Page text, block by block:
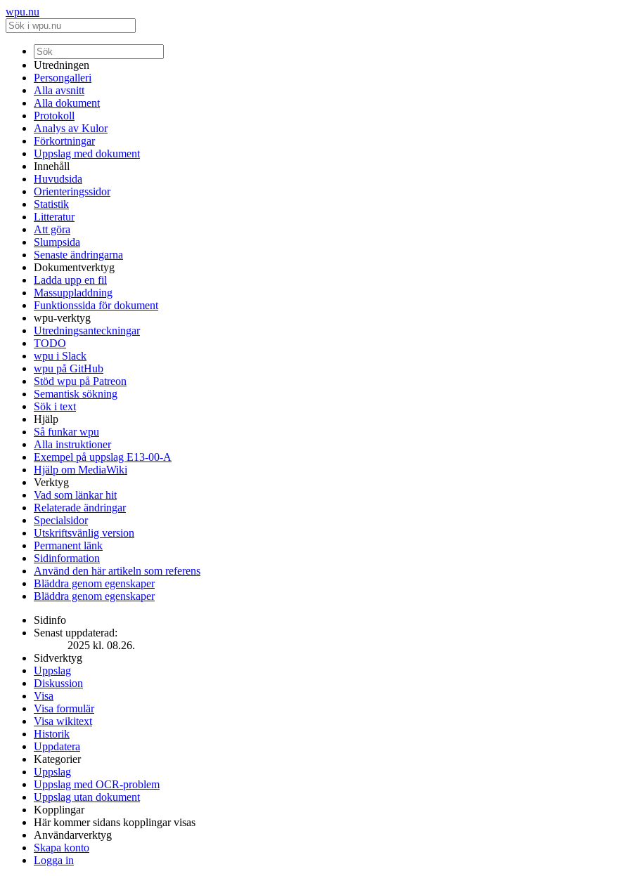
wpu.nu
Utredningen
Persongalleri
Alla avsnitt
Alla dokument
Protokoll
Analys av Kulor
Förkortningar
Uppslag med dokument
Innehåll
Huvudsida
Orienteringssidor
Statistik
Litteratur
Att göra
Slumpsida
Senaste ändringarna
Dokumentverktyg
Ladda upp en fil
Massuppladdning
Funktionssida för dokument
wpu-verktyg
Utredningsanteckningar
TODO
wpu i Slack
wpu på GitHub
Stöd wpu på Patreon
Semantisk sökning
Sök i text
Hjälp
Så funkar wpu
Alla instruktioner
Exempel på uppslag E13-00-A
Hjälp om MediaWiki
Verktyg
Vad som länkar hit
Relaterade ändringar
Specialsidor
Utskriftsvänlig version
Permanent länk
Sidinformation
Använd den här artikeln som referens
Bläddra genom egenskaper
Bläddra genom egenskaper
Sidinfo
Senast uppdaterad:
2025 kl. 08.26.
Sidverktyg
Uppslag
Diskussion
Visa
Visa formulär
Visa wikitext
Historik
Uppdatera
Kategorier
Uppslag
Uppslag med OCR-problem
Uppslag utan dokument
Kopplingar
Här kommer sidans kopplingar visas
Användarverktyg
Skapa konto
Logga in